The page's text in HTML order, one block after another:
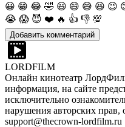
😀 😁 😂 🤣 😃 😄 😅 😆 😉
😭 😱 😈 ❤️ 🔥 👍 👎 💯
LORDFILM
Онлайн кинотеатр
информация, на сайте
исключительно
нарушения авторских прав,
support@thecrown-lordfilm.ru